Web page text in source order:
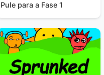
Pule para a Fase 1